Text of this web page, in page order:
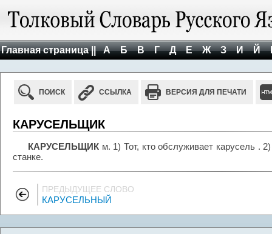
Главная страница || А Б В Г Д Е Ж З И Й
ПОИСК ССЫЛКА ВЕРСИЯ ДЛЯ ПЕЧАТИ
КАРУСЕЛЬЩИК
КАРУСЕЛЬЩИК м. 1) Тот, кто обслуживает карусель .
станке.
ПРЕДЫДУЩЕЕ СЛОВО
КАРУСЕЛЬНЫЙ